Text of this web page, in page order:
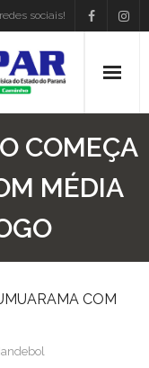
sociais!
COMEÇA
MÉDIA
COM